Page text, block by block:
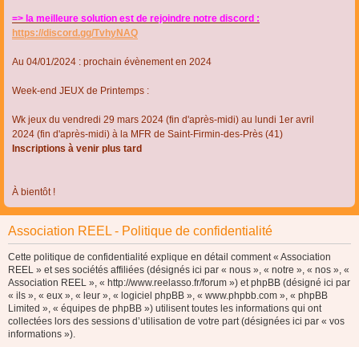
=> la meilleure solution est de rejoindre notre discord :
https://discord.gg/TvhyNAQ
Au 04/01/2024 : prochain évènement en 2024
Week-end JEUX de Printemps :
Wk jeux du vendredi 29 mars 2024 (fin d'après-midi) au lundi 1er avril
2024 (fin d'après-midi) à la MFR de Saint-Firmin-des-Près (41)
Inscriptions à venir plus tard
À bientôt !
Association REEL - Politique de confidentialité
Cette politique de confidentialité explique en détail comment « Association
REEL » et ses sociétés affiliées (désignés ici par « nous », « notre », « nos », «
Association REEL », « http://www.reelasso.fr/forum ») et phpBB (désigné ici par
« ils », « eux », « leur », « logiciel phpBB », « www.phpbb.com », « phpBB
Limited », « équipes de phpBB ») utilisent toutes les informations qui ont
collectées lors des sessions d’utilisation de votre part (désignées ici par « vos
informations »).